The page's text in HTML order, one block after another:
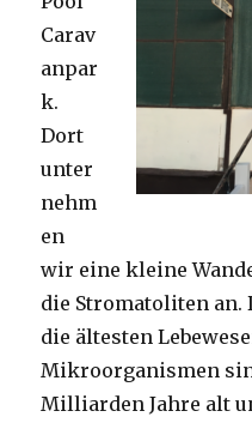
Carav
anpar
k.
Dort
unter
nehm
en
wir eine kleine
die Stromatoliten an.
die ältesten
Mikroorganismen
Milliarden Jahre alt